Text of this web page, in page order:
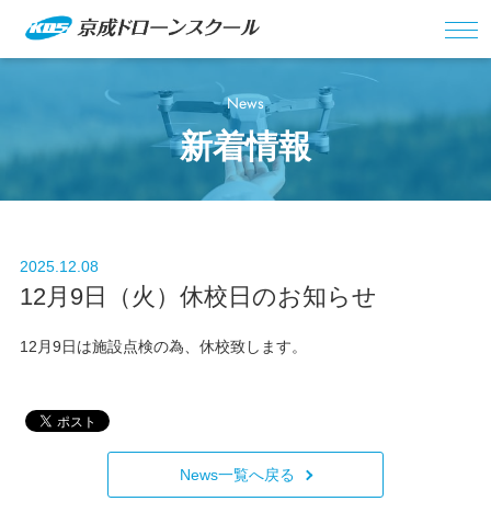
News
新着情報
2025.12.08
12月9日（火）休校日のお知らせ
12月9日は施設点検の為、休校致します。
News一覧へ戻る